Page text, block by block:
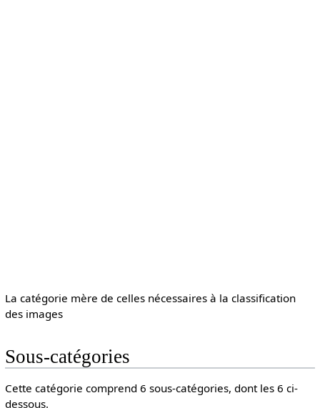
La catégorie mère de celles nécessaires à la classification
des images
Sous-catégories
Cette catégorie comprend 6 sous-catégories, dont les 6 ci-
dessous.